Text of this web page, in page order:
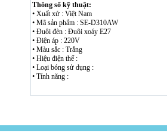
Thông số kỹ thuật:
• Xuất xứ : Việt Nam
• Mã sản phẩm : SE-D310AW
• Đuôi đèn : Đuôi xoáy E27
• Điện áp : 220V
• Màu sắc : Trắng
• Hiệu điện thế :
• Loại bóng sử dụng :
• Tính năng :